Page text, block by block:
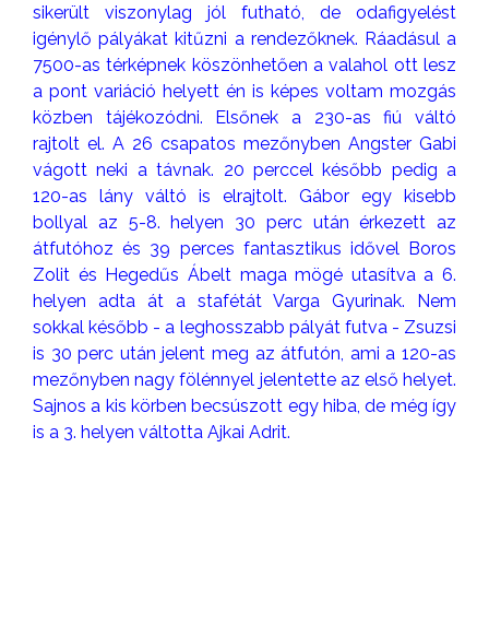
sikerült viszonylag jól futható, de odafigyelést
igénylő pályákat kitűzni a rendezőknek. Ráadásul a
7500-as térképnek köszönhetően a valahol ott lesz
a pont variáció helyett én is képes voltam mozgás
közben tájékozódni. Elsőnek a 230-as fiú váltó
rajtolt el. A 26 csapatos mezőnyben Angster Gabi
vágott neki a távnak. 20 perccel később pedig a
120-as lány váltó is elrajtolt. Gábor egy kisebb
bollyal az 5-8. helyen 30 perc után érkezett az
átfutóhoz és 39 perces fantasztikus idővel Boros
Zolit és Hegedűs Ábelt maga mögé utasítva a 6.
helyen adta át a stafétát Varga Gyurinak. Nem
sokkal később - a leghosszabb pályát futva - Zsuzsi
is 30 perc után jelent meg az átfutón, ami a 120-as
mezőnyben nagy fölénnyel jelentette az első helyet.
Sajnos a kis körben becsúszott egy hiba, de még így
is a 3. helyen váltotta Ajkai Adrit.